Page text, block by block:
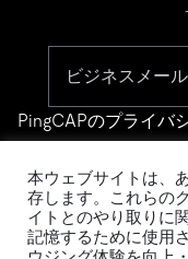
PingCAPのプライバ
本ウェブサイトは、
存します。これらの
イトとのやり取りに
記憶するために使用